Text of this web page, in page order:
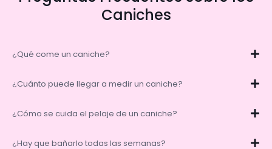
Caniches
¿Qué come un caniche?
¿Cuánto puede llegar a medir un caniche?
¿Cómo se cuida el pelaje de un caniche?
¿Hay que bañarlo todas las semanas?